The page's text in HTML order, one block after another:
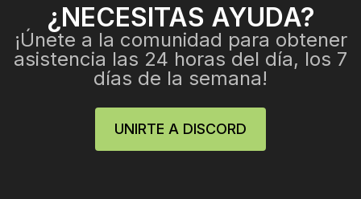
¿NECESITAS AYUDA?
¡Únete a la comunidad para obtener
asistencia las 24 horas del día, los 7
días de la semana!
UNIRTE A DISCORD